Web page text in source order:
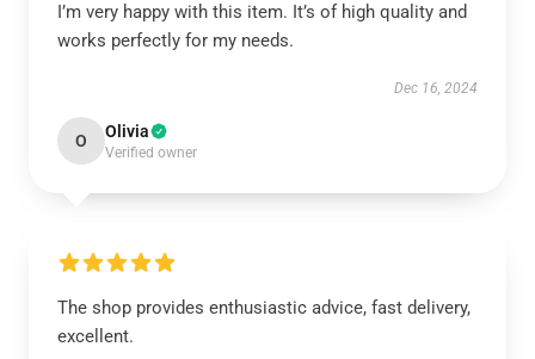
I’m very happy with this item. It’s of high quality and
works perfectly for my needs.
Dec 16, 2024
O Olivia
Verified owner
The shop provides enthusiastic advice, fast delivery,
excellent.